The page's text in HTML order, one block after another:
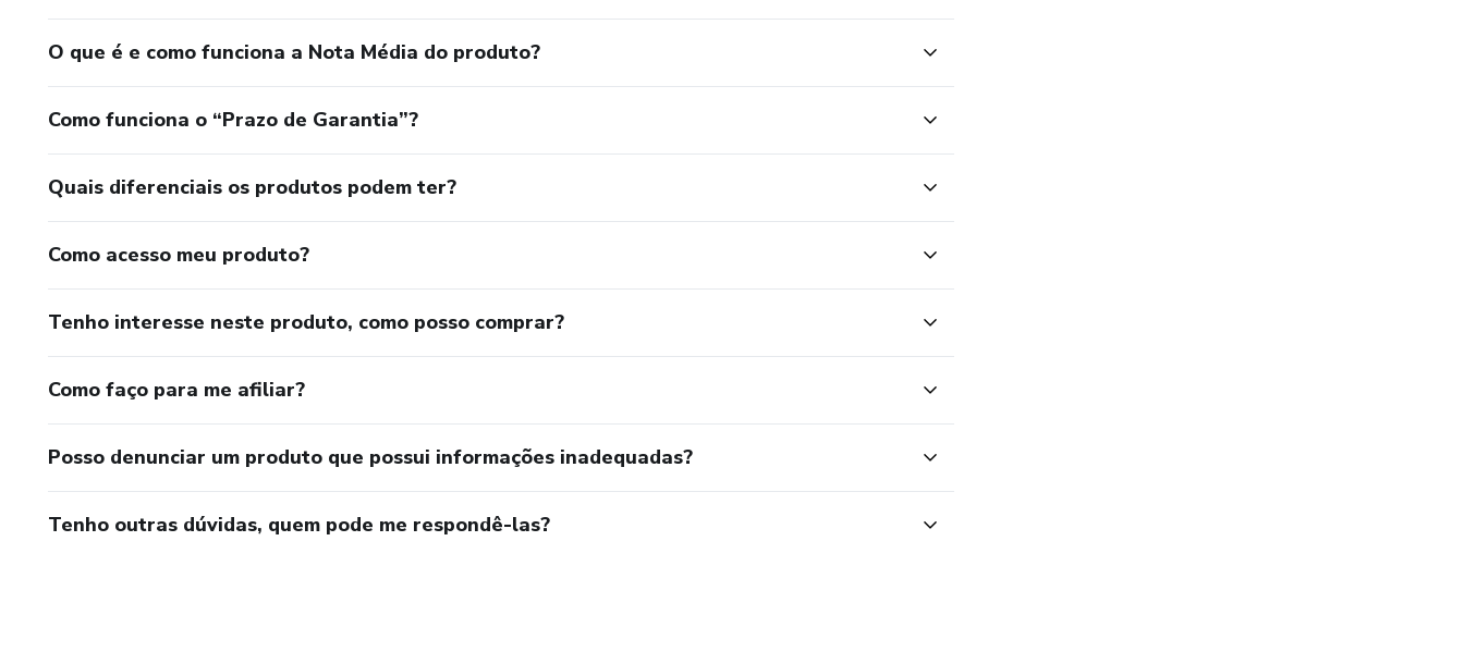
O que é e como funciona a Nota Média do produto?
Como funciona o “Prazo de Garantia”?
Quais diferenciais os produtos podem ter?
Como acesso meu produto?
Tenho interesse neste produto, como posso comprar?
Como faço para me afiliar?
Posso denunciar um produto que possui informações inadequadas?
Tenho outras dúvidas, quem pode me respondê-las?